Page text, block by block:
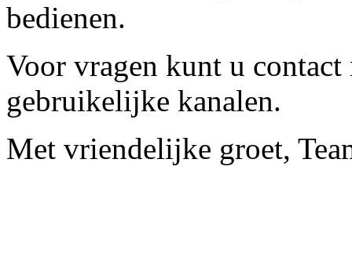
bedienen.
Voor vragen kunt u contact
gebruikelijke kanalen.
Met vriendelijke groet,